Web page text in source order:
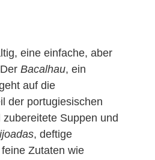
eine einfache, aber
Bacalhau, ein
auf die
der portugiesischen
Suppen und
, deftige
Zutaten wie